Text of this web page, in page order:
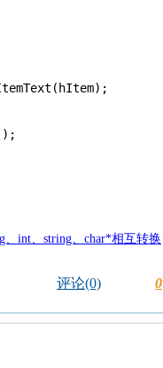
、int、string、char*相互转换
评论(0) 0